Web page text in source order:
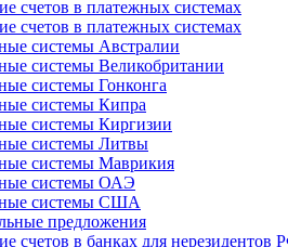
счетов в платежных системах
счетов в платежных системах
системы Австралии
системы Великобритании
системы Гонконга
системы Кипра
системы Киргизии
системы Литвы
системы Маврикия
системы ОАЭ
системы США
предложения
счетов в банках для нерезидентов